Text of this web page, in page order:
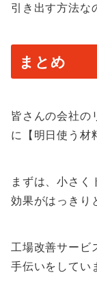
引き出す方法な
まとめ
皆さんの会社の
に【明日使う材
まずは、小さく
効果がはっきり
工場改善サービ
手伝いをしてい